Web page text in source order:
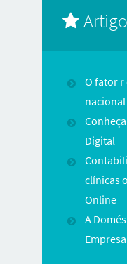
O fator r
nacional
Digital
clínicas
Online
A